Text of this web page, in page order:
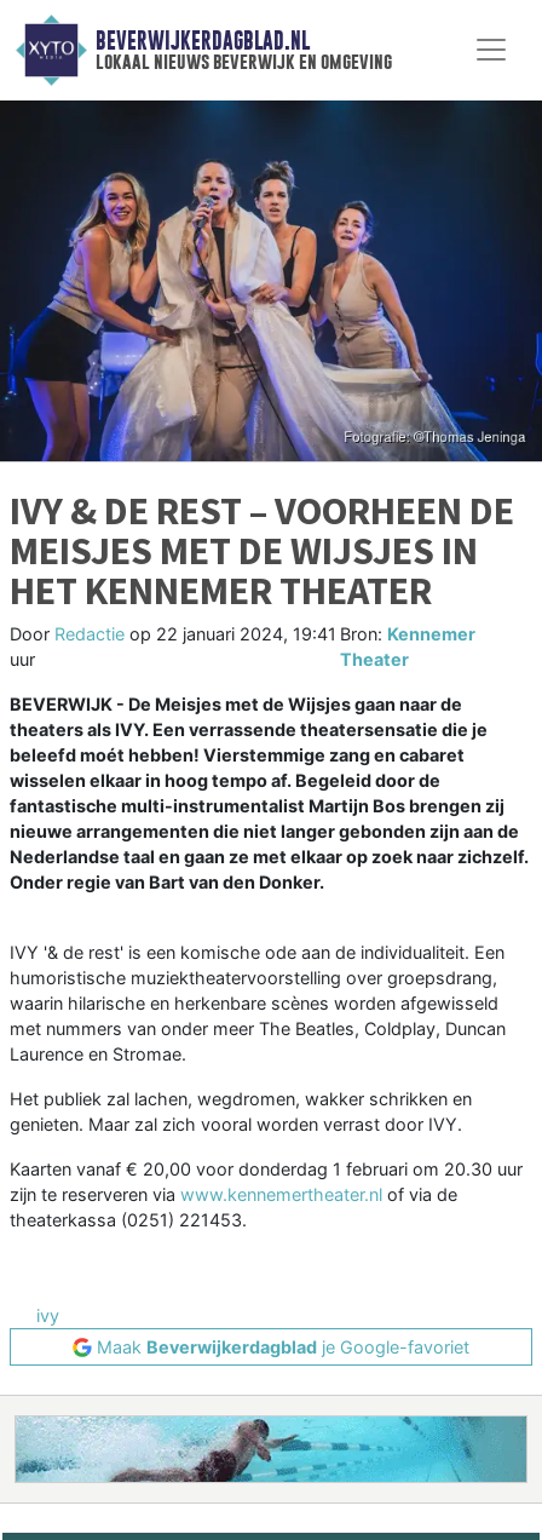
BEVERWIJKERDAGBLAD.NL
lokaal nieuws beverwijk en omgeving
IVY & DE REST – VOORHEEN DE
MEISJES MET DE WIJSJES IN
HET KENNEMER THEATER
Door Redactie op 22 januari 2024, 19:41
uur
Bron: Kennemer
Theater
BEVERWIJK - De Meisjes met de Wijsjes gaan naar de
theaters als IVY. Een verrassende theatersensatie die je
beleefd moét hebben! Vierstemmige zang en cabaret
wisselen elkaar in hoog tempo af. Begeleid door de
fantastische multi-instrumentalist Martijn Bos brengen zij
nieuwe arrangementen die niet langer gebonden zijn aan de
Nederlandse taal en gaan ze met elkaar op zoek naar zichzelf.
Onder regie van Bart van den Donker.
IVY '& de rest' is een komische ode aan de individualiteit. Een
humoristische muziektheatervoorstelling over groepsdrang,
waarin hilarische en herkenbare scènes worden afgewisseld
met nummers van onder meer The Beatles, Coldplay, Duncan
Laurence en Stromae.
Het publiek zal lachen, wegdromen, wakker schrikken en
genieten. Maar zal zich vooral worden verrast door IVY.
Kaarten vanaf € 20,00 voor donderdag 1 februari om 20.30 uur
zijn te reserveren via www.kennemertheater.nl of via de
theaterkassa (0251) 221453.
ivy
Maak Beverwijkerdagblad je Google-favoriet